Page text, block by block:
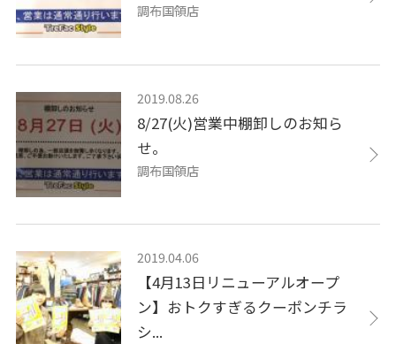
調布国領店
2019.08.26
8/27(火)営業中棚卸しのお知ら
せ。
調布国領店
2019.04.06
【4月13日リニューアルオープ
ン】おトクすぎるクーポンチラ
シ...